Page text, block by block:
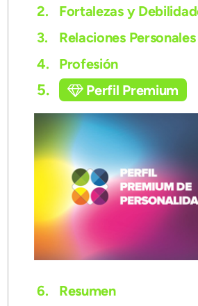
2.
Fortalezas y
3.
Relaciones Personales
4.
Profesión
5. Perfil Premium
6.
Resumen